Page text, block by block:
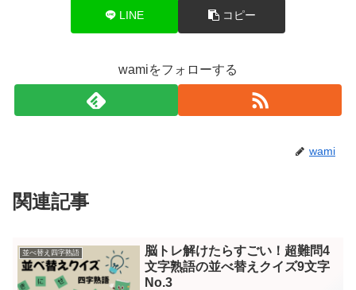
LINE コピー
wamiをフォローする
wami
関連記事
並べ替え四字熟語
脳トレ解けたらすごい！超難問4
文字熟語の並べ替えクイズ9文字
No.3